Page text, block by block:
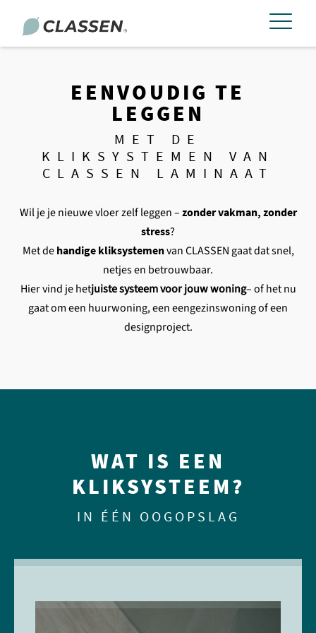
EENVOUDIG TE
LEGGEN
MET DE
KLIKSYSTEMEN VAN
CLASSEN LAMINAAT
Wil je je nieuwe vloer zelf leggen – zonder vakman, zonder
stress?
Met de handige kliksystemenvan CLASSEN gaat dat snel,
netjes en betrouwbaar.
Hier vind je hetjuiste systeem voor jouw woning– of het nu
gaat om een huurwoning, een eengezinswoning of een
designproject.
WAT IS EEN
KLIKSYSTEEM?
IN ÉÉN OOGOPSLAG